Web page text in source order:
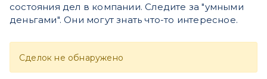
состояния дел в компании. Следите за "умными
деньгами". Они могут знать что-то интересное.
Сделок не обнаружено